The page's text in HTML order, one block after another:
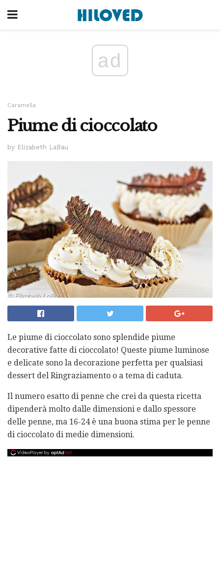
ad
Caramella
Piume di cioccolato
by Elizabeth LaBau
Le piume di cioccolato sono splendide piume
decorative fatte di cioccolato! Queste piume luminose
e delicate sono la decorazione perfetta per qualsiasi
dessert del Ringraziamento o a tema di caduta.
Il numero esatto di penne che crei da questa ricetta
dipenderà molto dalle dimensioni e dallo spessore
delle penne, ma 16-24 è una buona stima per le penne
di cioccolato di medie dimensioni.